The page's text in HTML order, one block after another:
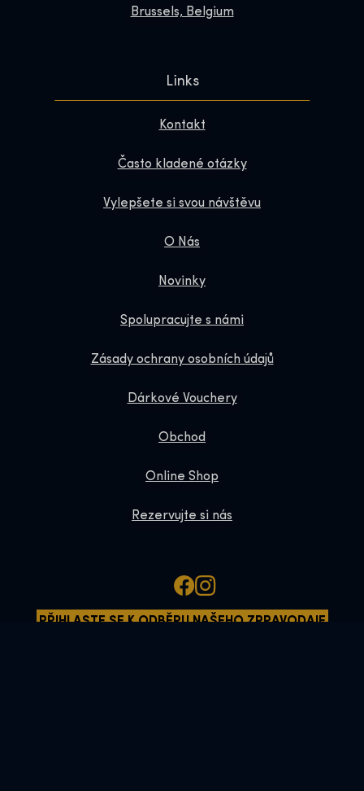
Brussels, Belgium
Links
Kontakt
Často kladené otázky
Vylepšete si svou návštěvu
O Nás
Novinky
Spolupracujte s námi
Zásady ochrany osobních údajů
Dárkové Vouchery
Obchod
Online Shop
Rezervujte si nás
PŘIHLASTE SE K ODBĚRU NAŠEHO ZPRAVODAJE